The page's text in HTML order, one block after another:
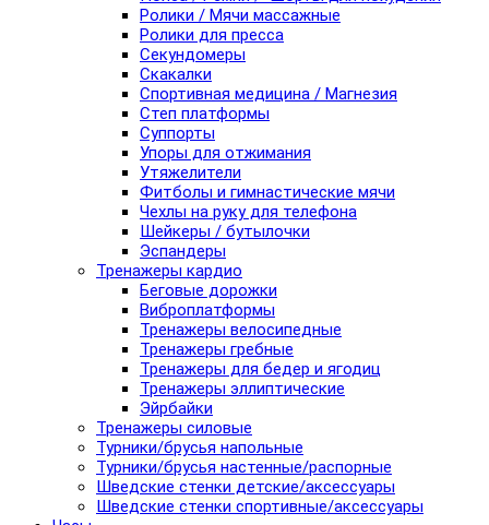
Ролики / Мячи массажные
Ролики для пресса
Секундомеры
Скакалки
Спортивная медицина / Магнезия
Степ платформы
Суппорты
Упоры для отжимания
Утяжелители
Фитболы и гимнастические мячи
Чехлы на руку для телефона
Шейкеры / бутылочки
Эспандеры
Тренажеры кардио
Беговые дорожки
Виброплатформы
Тренажеры велосипедные
Тренажеры гребные
Тренажеры для бедер и ягодиц
Тренажеры эллиптические
Эйрбайки
Тренажеры силовые
Турники/брусья напольные
Турники/брусья настенные/распорные
Шведские стенки детские/аксессуары
Шведские стенки спортивные/аксессуары